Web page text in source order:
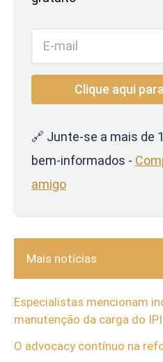
🔗 Junte-se a mais de
bem-informados -
amigo
Mais notícias
Especialistas mencionam
manutenção da carga do
O advocacy contínuo na